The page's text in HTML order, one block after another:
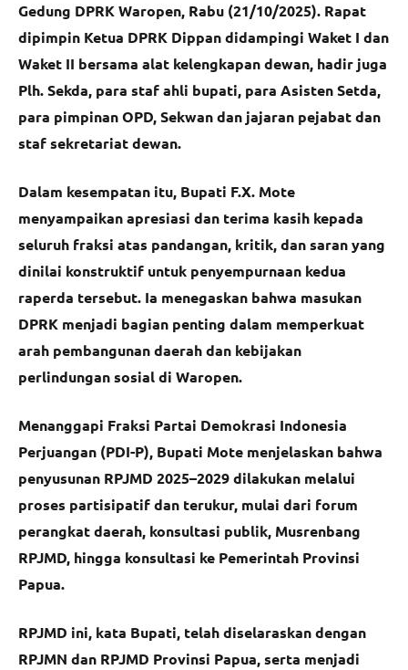
Gedung DPRK Waropen, Rabu (21/10/2025). Rapat
dipimpin Ketua DPRK Dippan didampingi Waket I dan
Waket II bersama alat kelengkapan dewan, hadir juga
Plh. Sekda, para staf ahli bupati, para Asisten Setda,
para pimpinan OPD, Sekwan dan jajaran pejabat dan
staf sekretariat dewan.
Dalam kesempatan itu, Bupati F.X. Mote
menyampaikan apresiasi dan terima kasih kepada
seluruh fraksi atas pandangan, kritik, dan saran yang
dinilai konstruktif untuk penyempurnaan kedua
raperda tersebut. Ia menegaskan bahwa masukan
DPRK menjadi bagian penting dalam memperkuat
arah pembangunan daerah dan kebijakan
perlindungan sosial di Waropen.
Menanggapi Fraksi Partai Demokrasi Indonesia
Perjuangan (PDI-P), Bupati Mote menjelaskan bahwa
penyusunan RPJMD 2025–2029 dilakukan melalui
proses partisipatif dan terukur, mulai dari forum
perangkat daerah, konsultasi publik, Musrenbang
RPJMD, hingga konsultasi ke Pemerintah Provinsi
Papua.
RPJMD ini, kata Bupati, telah diselaraskan dengan
RPJMN dan RPJMD Provinsi Papua, serta menjadi